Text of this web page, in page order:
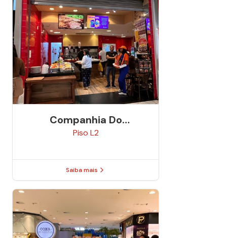
Companhia Do
Churrasco
Piso L2
Saiba mais